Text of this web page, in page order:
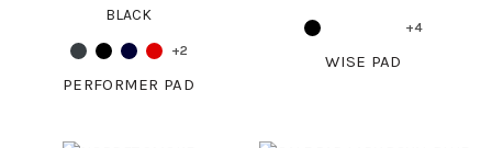
+2
PERFORMER PAD
+4
WISE PAD